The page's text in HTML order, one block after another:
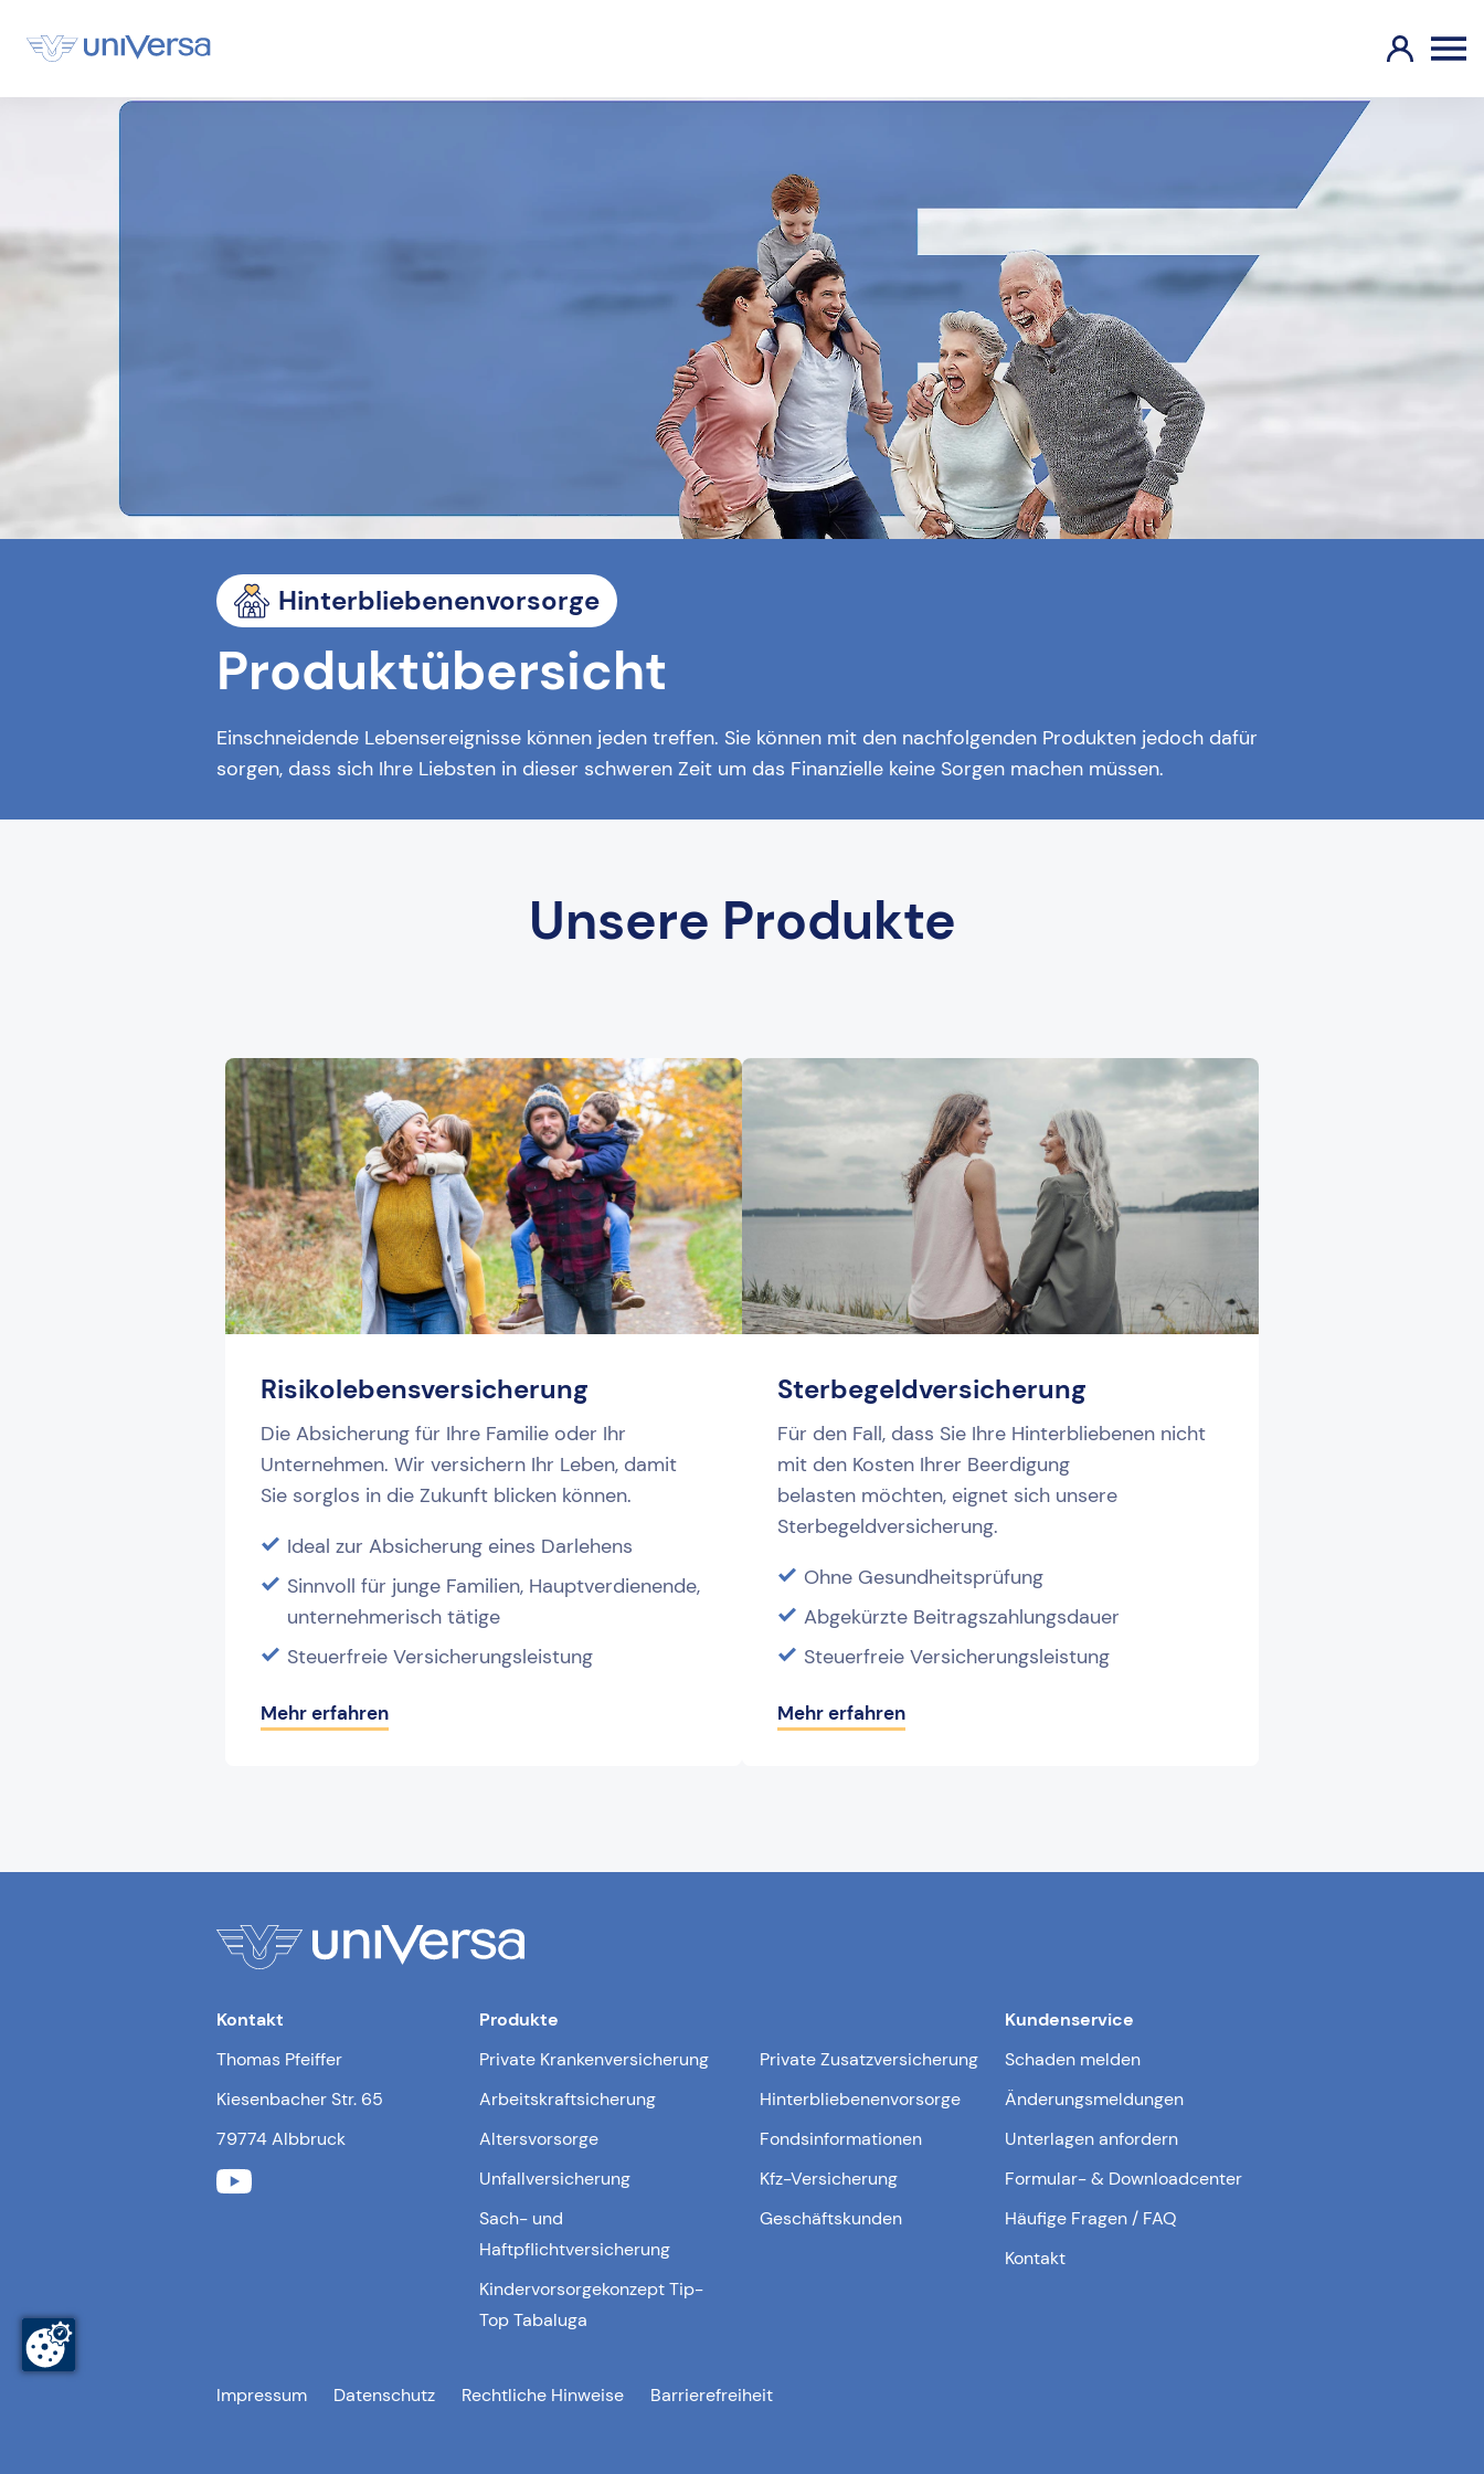
Hinterbliebenenvorsorge
Produktübersicht
Einschneidende Lebensereignisse können jeden treffen. Sie können mit den nachfolgenden Produkten jedoch dafür
sorgen, dass sich Ihre Liebsten in dieser schweren Zeit um das Finanzielle keine Sorgen machen müssen.
Unsere Produkte
Risikolebensversicherung
Die Absicherung für Ihre Familie oder Ihr
Unternehmen. Wir versichern Ihr Leben, damit
Sie sorglos in die Zukunft blicken können.
Ideal zur Absicherung eines Darlehens
Sinnvoll für junge Familien, Hauptverdienende,
unternehmerisch tätige
Steuerfreie Versicherungsleistung
Mehr erfahren
Sterbegeldversicherung
Für den Fall, dass Sie Ihre Hinter­bliebenen nicht
mit den Kosten Ihrer Beerdigung
belasten möchten, eignet sich unsere
Sterbegeldversicherung.
Ohne Gesundheitsprüfung
Abgekürzte Beitragszahlungsdauer
Steuerfreie Versicherungsleistung
Mehr erfahren
Kontakt
Thomas Pfeiffer
Kiesenbacher Str. 65
79774 Albbruck
Produkte
Private Krankenversicherung
Private Zusatzversicherung
Arbeitskraftsicherung
Hinterbliebenenvorsorge
Altersvorsorge
Fondsinformationen
Unfallversicherung
Kfz-Versicherung
Sach- und
Haftpflichtversicherung
Geschäftskunden
Kindervorsorgekonzept Tip-
Top Tabaluga
Kundenservice
Schaden melden
Änderungsmeldungen
Unterlagen anfordern
Formular- & Downloadcenter
Häufige Fragen / FAQ
Kontakt
Impressum Datenschutz Rechtliche Hinweise Barrierefreiheit